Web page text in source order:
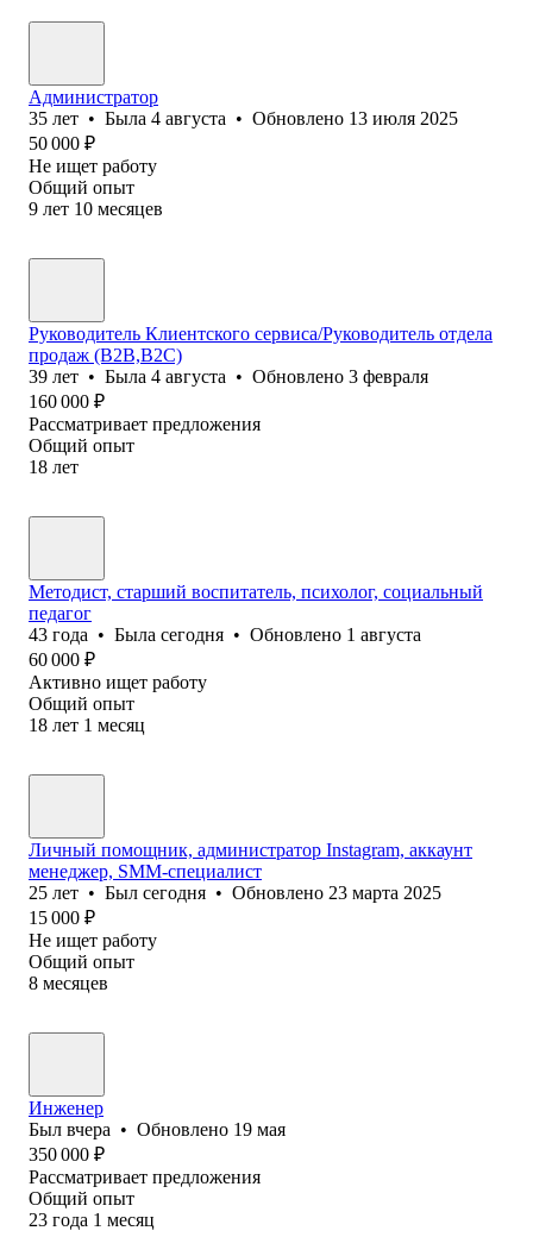
Администратор
35 лет • Была 4 августа • Обновлено 13 июля 2025
50 000 ₽
Не ищет работу
Общий опыт
9 лет 10 месяцев
Руководитель Клиентского сервиса/Руководитель отдела
продаж (В2В,В2С)
39 лет • Была 4 августа • Обновлено 3 февраля
160 000 ₽
Рассматривает предложения
Общий опыт
18 лет
Методист, старший воспитатель, психолог, социальный
педагог
43 года • Была сегодня • Обновлено 1 августа
60 000 ₽
Активно ищет работу
Общий опыт
18 лет 1 месяц
Личный помощник, администратор Instagram, аккаунт
менеджер, SMM-специалист
25 лет • Был сегодня • Обновлено 23 марта 2025
15 000 ₽
Не ищет работу
Общий опыт
8 месяцев
Инженер
Был вчера • Обновлено 19 мая
350 000 ₽
Рассматривает предложения
Общий опыт
23 года 1 месяц